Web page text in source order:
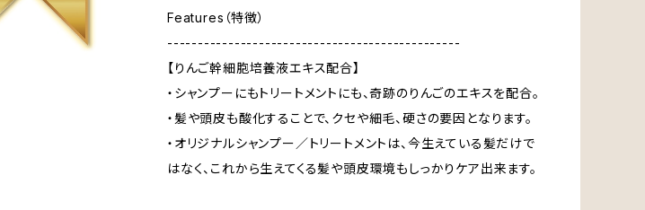
Features（特徴）
------------------------------------------------
【りんご幹細胞培養液エキス配合】
・シャンプーにもトリートメントにも、奇跡のりんごのエキスを配合。
・髪や頭皮も酸化することで、クセや細毛、硬さの要因となります。
・オリジナルシャンプー／トリートメントは、今生えている髪だけで
はなく、これから生えてくる髪や頭皮環境もしっかりケア出来ます。